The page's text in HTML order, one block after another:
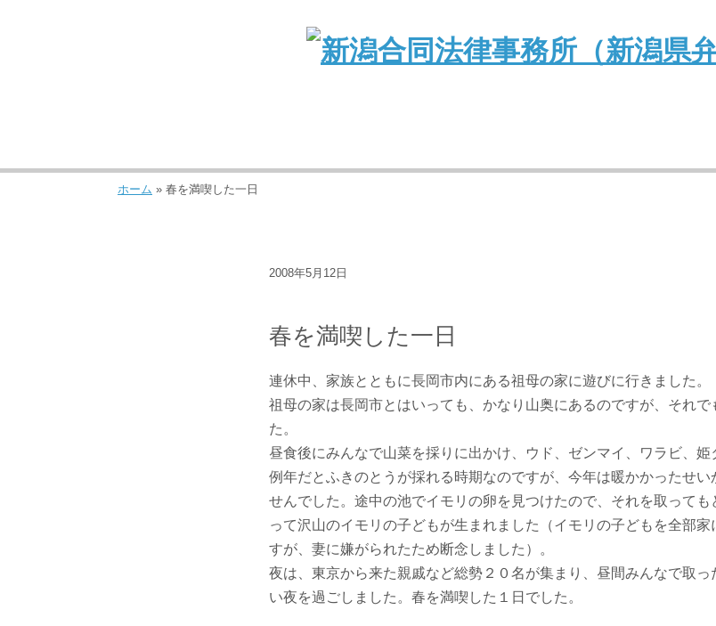
ホーム » 春を満喫した一日
2008年5月12日
春を満喫した一日
連休中、家族とともに長岡市内にある祖母の家に遊びに行きました。
祖母の家は長岡市とはいっても、かなり山奥にあるのですが、それ
た。
昼食後にみんなで山菜を採りに出かけ、ウド、ゼンマイ、ワラビ、姫
例年だとふきのとうが採れる時期なのですが、今年は暖かかったせい
せんでした。途中の池でイモリの卵を見つけたので、それを取っても
って沢山のイモリの子どもが生まれました（イモリの子どもを全部
すが、妻に嫌がられたため断念しました）。
夜は、東京から来た親戚など総勢２０名が集まり、昼間みんなで取
い夜を過ごしました。春を満喫した１日でした。